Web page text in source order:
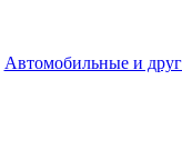
Автомобильные и